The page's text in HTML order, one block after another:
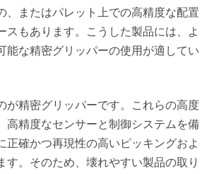
、またはパレット上での高精度な配置
スもあります。こうした製品には、よ
能な精密グリッパーの使用が適してい
が精密グリッパーです。これらの高度
高精度なセンサーと制御システムを備
正確かつ再現性の高いピッキングおよ
す。そのため、壊れやすい製品の取り